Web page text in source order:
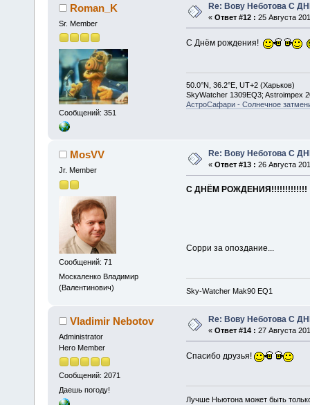
Roman_K
Sr. Member
Сообщений: 351
Re: Вову Неботова С
« Ответ #12 : 25 Августа
С Днём рождения!
50.0°N, 36.2°E, UT+2 (Харьков)
SkyWatcher 1309EQ3; Astroimpex
АстроСафари - Солнечное
MosVV
Jr. Member
Сообщений: 71
Москаленко Владимир
(Валентинович)
Re: Вову Неботова С
« Ответ #13 : 26 Августа
С ДНЁМ РОЖДЕНИЯ!!!!!!!!!!!!!
Сорри за опоздание...
Sky-Watcher Mak90 EQ1
Vladimir Nebotov
Administrator
Hero Member
Сообщений: 2071
Даешь погоду!
Re: Вову Неботова С
« Ответ #14 : 27 Августа
Спасибо друзья!
Лучше Ньютона может быть